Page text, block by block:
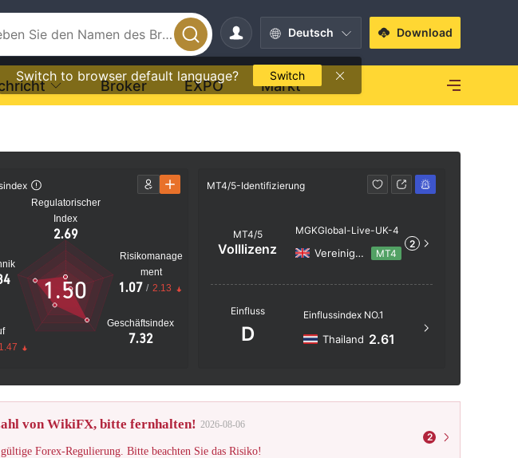
Deutsch
Switch to browser default language? Switch
Download
Broker EXPO Markt
Regulatorischer
Index
2.69
1.47
Geschäftsindex
7.32
Risikomanage
ment
1.07 / 2.13
1.50
MT4/5-Identifizierung
MT4/5
Volllizenz
MGKGlobal-Live-UK-4
Vereinigtes Königreich MT4
2
Einfluss
D
Einflussindex NO.1
Thailand 2.61
von WikiFX, bitte fernhalten! 2026-08-06
Forex-Regulierung. Bitte beachten Sie das Risiko!
2